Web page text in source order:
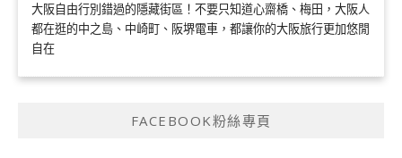
大阪自由行別錯過的隱藏街區！不要只知道心齋橋、梅田，大阪人
都在逛的中之島、中崎町、阪堺電車，都讓你的大阪旅行更加悠閒
自在
FACEBOOK粉絲專頁